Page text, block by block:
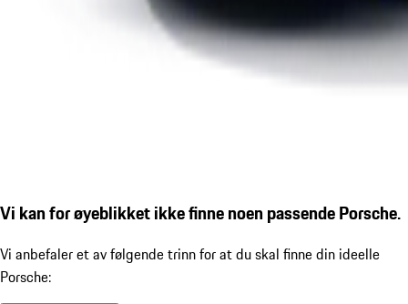
Vi kan for øyeblikket ikke finne noen passende Porsche.
Vi anbefaler et av følgende trinn for at du skal finne din ideelle
Porsche: